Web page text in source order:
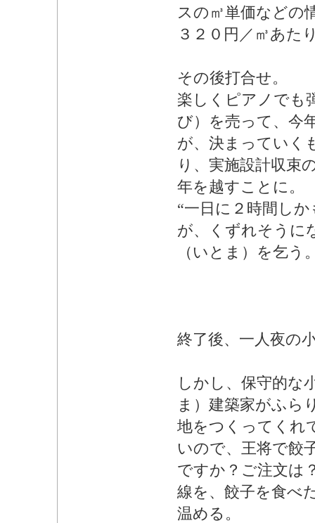
スの㎥単価などの
３２０円／㎥あた
その後打合せ。
楽しくピアノでも
び）を売って、今
が、決まっていく
り、実施設計収束
年を越すことに。
“一日に２時間し
が、くずれそうに
（いとま）を乞う
終了後、一人夜の
しかし、保守的な
ま）建築家がふら
地をつくってくれ
いので、王将で餃
ですか？ご注文は
線を、餃子を食べ
温める。